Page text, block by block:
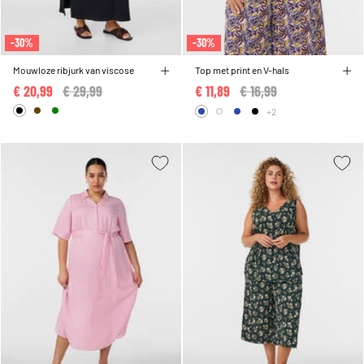
-30%
Mouwloze ribjurk van viscose
Price reduced from
€ 29,99
€ 20,99
-30%
Top met print en V-hals
Price reduced from
€ 16,99
€ 11,89
+2